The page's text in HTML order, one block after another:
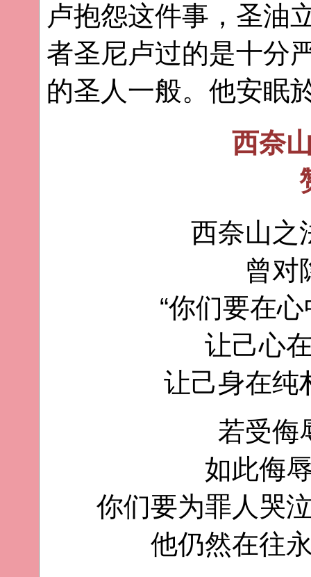
卢抱怨这件事，圣油
者圣尼卢过的是十分
的圣人一般。他安眠
西奈
西奈山之
曾对
“你们要在
让己心
让己身在纯
若受侮
如此侮
你们要为罪人哭
他仍然在往